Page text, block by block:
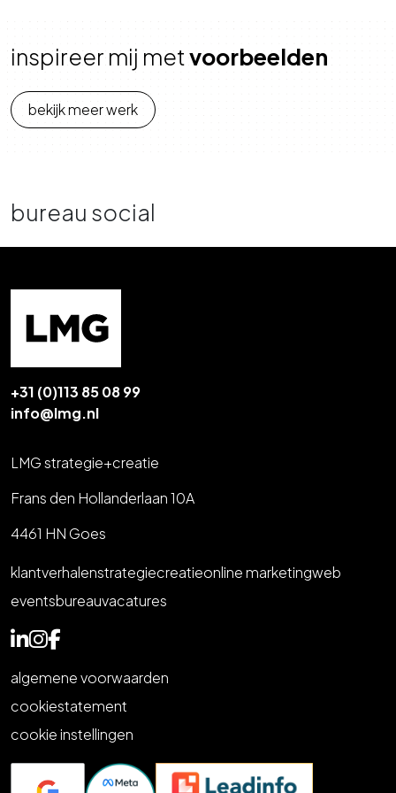
inspireer mij metvoorbeelden
bekijk meer werk
bureau social
+31 (0)113 85 08 99
info@lmg.nl
LMG strategie+creatie
Frans den Hollanderlaan 10A
4461 HN Goes
klantverhalenstrategiecreatieonline marketingweb
eventsbureauvacatures
algemene voorwaarden
cookiestatement
cookie instellingen